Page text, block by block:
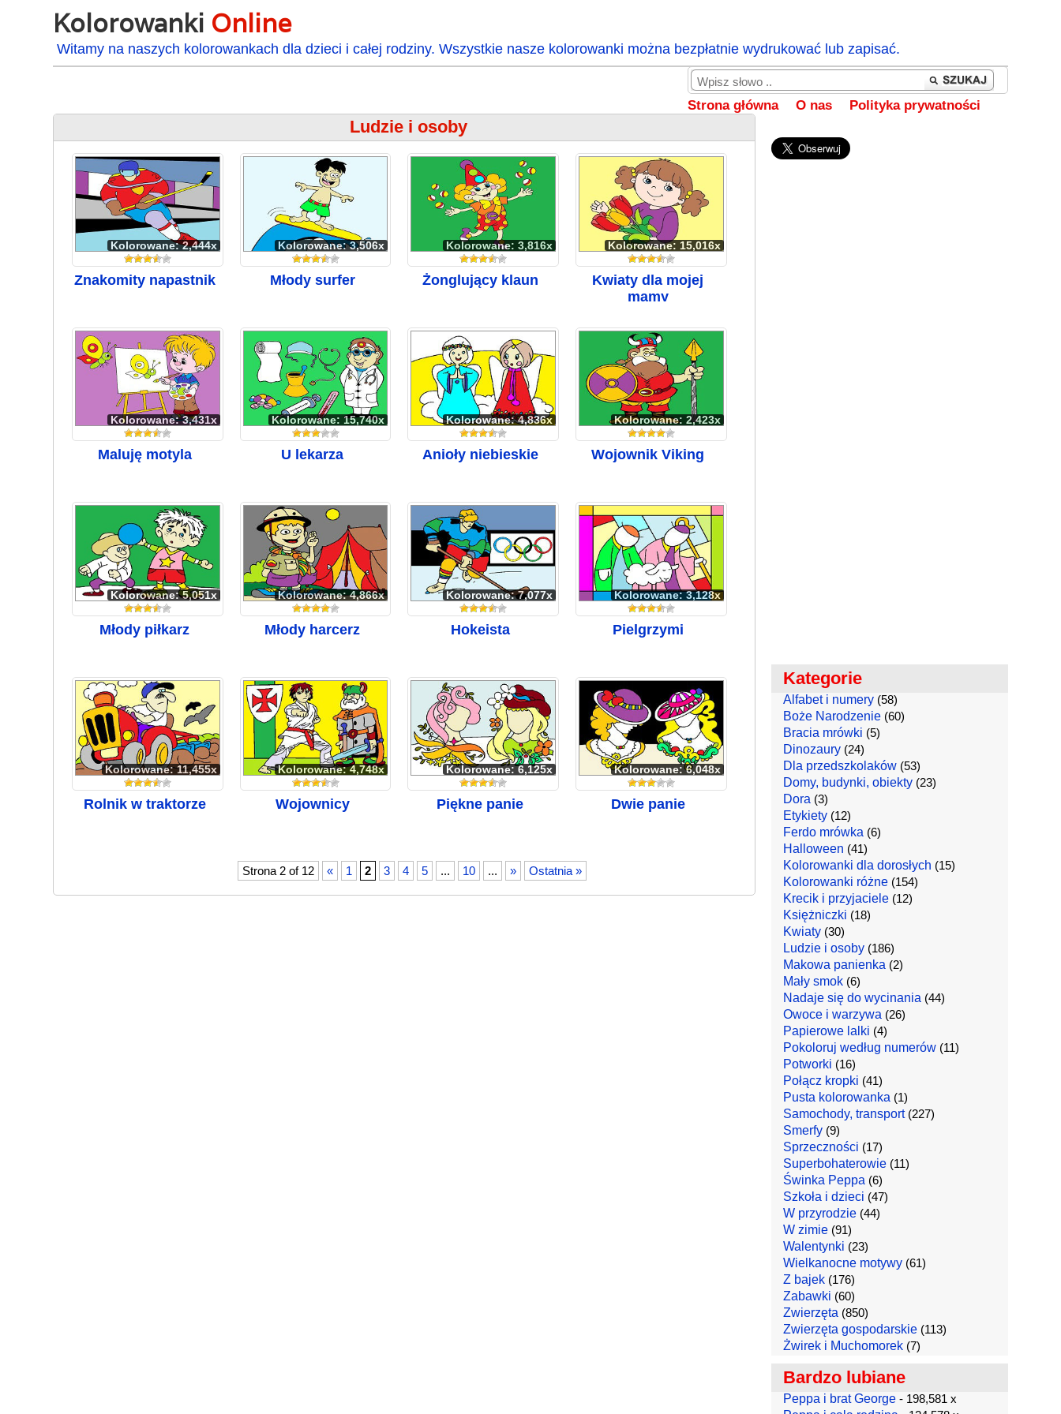
Kolorowanki Online
Witamy na naszych kolorowankach dla dzieci i całej rodziny. Wszystkie nasze kolorowanki można bezpłatnie wydrukować lub zapisać.
Strona główna O nas Polityka prywatności
Ludzie i osoby
Kolorowane: 2,444x
Znakomity napastnik
Kolorowane: 3,506x
Młody surfer
Kolorowane: 3,816x
Żonglujący klaun
Kolorowane: 15,016x
Kwiaty dla mojej
mamy
Kolorowane: 3,431x
Maluję motyla
Kolorowane: 15,740x
U lekarza
Kolorowane: 4,836x
Anioły niebieskie
Kolorowane: 2,423x
Wojownik Viking
Kolorowane: 5,051x
Młody piłkarz
Kolorowane: 4,866x
Młody harcerz
Kolorowane: 7,077x
Hokeista
Kolorowane: 3,128x
Pielgrzymi
Kolorowane: 11,455x
Rolnik w traktorze
Kolorowane: 4,748x
Wojownicy
Kolorowane: 6,125x
Piękne panie
Kolorowane: 6,048x
Dwie panie
Strona 2 of 12 « 1 2 3 4 5 ... 10 ... » Ostatnia »
Kategorie
Alfabet i numery(58)
Boże Narodzenie(60)
Bracia mrówki (5)
Dinozaury(24)
Dla przedszkolaków(53)
Domy, budynki, obiekty(23)
Dora (3)
Etykiety(12)
Ferdo mrówka (6)
Halloween (41)
Kolorowanki dla dorosłych (15)
Kolorowanki różne(154)
Krecik i przyjaciele(12)
Księżniczki (18)
Kwiaty(30)
Ludzie i osoby(186)
Makowa panienka (2)
Mały smok(6)
Nadaje się do wycinania (44)
Owoce i warzywa (26)
Papierowe lalki (4)
Pokoloruj według numerów(11)
Potworki (16)
Połącz kropki (41)
Pusta kolorowanka (1)
Samochody, transport(227)
Smerfy(9)
Sprzeczności (17)
Superbohaterowie(11)
Świnka Peppa (6)
Szkoła i dzieci (47)
W przyrodzie(44)
W zimie(91)
Walentynki (23)
Wielkanocne motywy(61)
Z bajek(176)
Zabawki (60)
Zwierzęta (850)
Zwierzęta gospodarskie(113)
Żwirek i Muchomorek(7)
Bardzo lubiane
Peppa i brat George- 198,581 x